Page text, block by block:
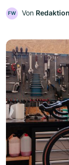
FW Von